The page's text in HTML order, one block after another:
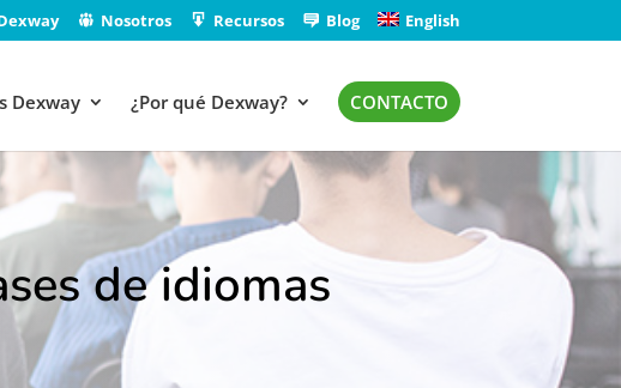
Nosotros Recursos Blog English
Dexway ¿Por qué Dexway? CONTACTO
de idiomas